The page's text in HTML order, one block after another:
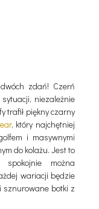
zdań! Czerń
niezależnie
trafił piękny czarny
, który najchętniej
i masywnymi
do kolażu. Jest to
można
wariacji będzie
sznurowane botki z